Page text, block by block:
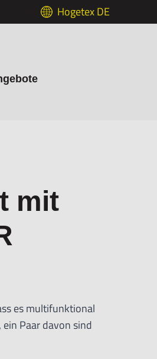
Hogetex DE
mit
es multifunktional
Paar davon sind